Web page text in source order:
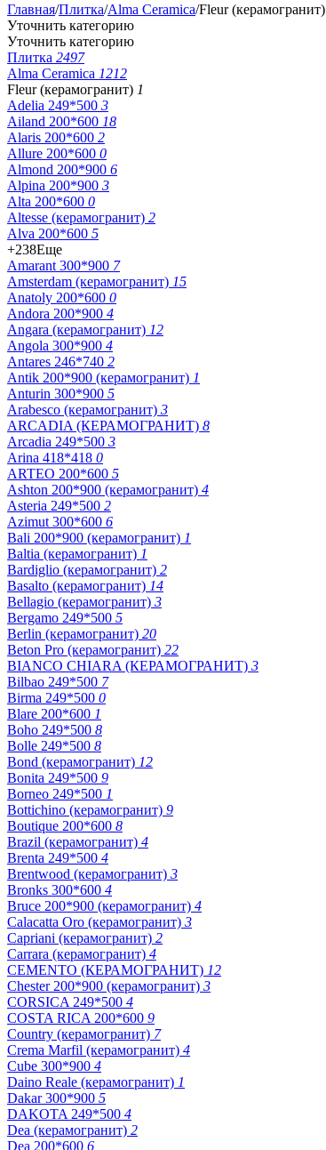
Главная/Плитка/Alma Ceramica/Fleur (керамогранит)
Уточнить категорию
Уточнить категорию
Плитка 2497
Alma Ceramica 1212
Fleur (керамогранит) 1
Adelia 249*500 3
Ailand 200*600 18
Alaris 200*600 2
Allure 200*600 0
Almond 200*900 6
Alpina 200*900 3
Alta 200*600 0
Altesse (керамогранит) 2
Alva 200*600 5
+238Еще
Amarant 300*900 7
Amsterdam (керамогранит) 15
Anatoly 200*600 0
Andora 200*900 4
Angara (керамогранит) 12
Angola 300*900 4
Antares 246*740 2
Antik 200*900 (керамогранит) 1
Anturin 300*900 5
Arabesco (керамогранит) 3
ARCADIA (КЕРАМОГРАНИТ) 8
Arcadia 249*500 3
Arina 418*418 0
ARTEO 200*600 5
Ashton 200*900 (керамогранит) 4
Asteria 249*500 2
Azimut 300*600 6
Bali 200*900 (керамогранит) 1
Baltia (керамогранит) 1
Bardiglio (керамогранит) 2
Basalto (керамогранит) 14
Bellagio (керамогранит) 3
Bergamo 249*500 5
Berlin (керамогранит) 20
Beton Pro (керамогранит) 22
BIANCO CHIARA (КЕРАМОГРАНИТ) 3
Bilbao 249*500 7
Birma 249*500 0
Blare 200*600 1
Boho 249*500 8
Bolle 249*500 8
Bond (керамогранит) 12
Bonita 249*500 9
Borneo 249*500 1
Bottichino (керамогранит) 9
Boutique 200*600 8
Brazil (керамогранит) 4
Brenta 249*500 4
Brentwood (керамогранит) 3
Bronks 300*600 4
Bruce 200*900 (керамогранит) 4
Calacatta Oro (керамогранит) 3
Capriani (керамогранит) 2
Carrara (керамогранит) 4
CEMENTO (КЕРАМОГРАНИТ) 12
Chester 200*900 (керамогранит) 3
CORSICA 249*500 4
COSTA RICA 200*600 9
Country (керамогранит) 7
Crema Marfil (керамогранит) 4
Cube 300*900 4
Daino Reale (керамогранит) 1
Dakar 300*900 5
DAKOTA 249*500 4
Dea (керамогранит) 2
Dea 200*600 6